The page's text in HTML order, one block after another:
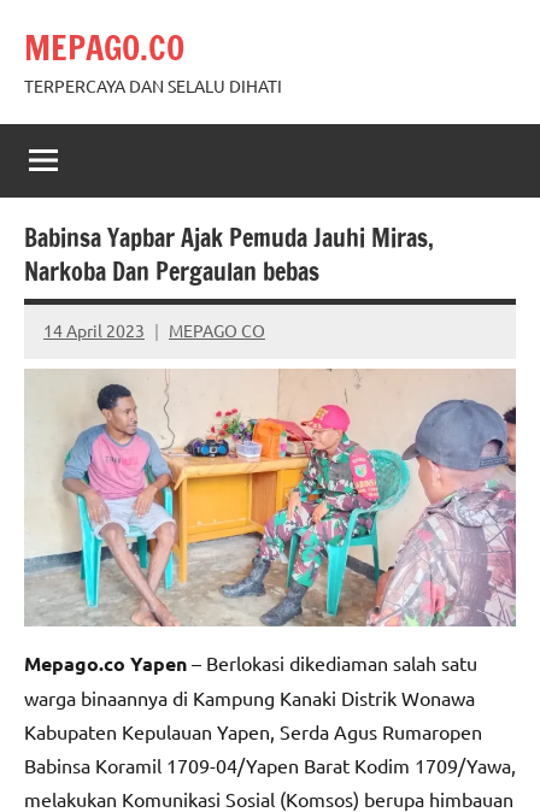
content
MEPAGO.CO
TERPERCAYA DAN SELALU DIHATI
Babinsa Yapbar Ajak Pemuda Jauhi Miras,
Narkoba Dan Pergaulan bebas
14 April 2023 MEPAGO CO
No
comments
Mepago.co Yapen – Berlokasi dikediaman salah satu
warga binaannya di Kampung Kanaki Distrik Wonawa
Kabupaten Kepulauan Yapen, Serda Agus Rumaropen
Babinsa Koramil 1709-04/Yapen Barat Kodim 1709/Yawa,
melakukan Komunikasi Sosial (Komsos) berupa himbauan